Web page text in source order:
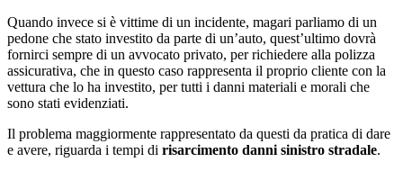
Quando invece si è vittime di un incidente, magari parliamo di un
pedone che stato investito da parte di un’auto, quest’ultimo dovrà
fornirci sempre di un avvocato privato, per richiedere alla polizza
assicurativa, che in questo caso rappresenta il proprio cliente con la
vettura che lo ha investito, per tutti i danni materiali e morali che
sono stati evidenziati.
Il problema maggiormente rappresentato da questi da pratica di dare
e avere, riguarda i tempi di risarcimento danni sinistro stradale.